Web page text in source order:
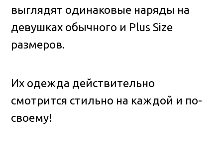
выглядят одинаковые наряды на
девушках обычного и Plus Size
размеров.
Их одежда действительно
смотрится стильно на каждой и по-
своему!